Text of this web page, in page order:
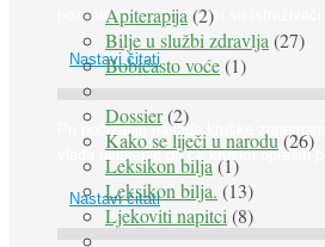
poznato. Ipak, francuski su
Nastavi čitati
Pri podizanju nasada kruške
vlada uvjerenje da će krušku oprašiti
Nastavi čitati
Apiterapija (2)
Bilje u službi zdravlja (27)
Bobičasto voće(1)
Dossier(2)
Kako se liječi u narodu (26)
Leksikon bilja (1)
Leksikon bilja. (13)
Ljekoviti napitci (8)